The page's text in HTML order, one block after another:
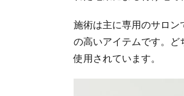
施術は主に専用のサロ
の高いアイテムです。ど
使用されています。